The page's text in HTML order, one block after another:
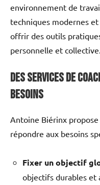
environnement de
techniques modernes et
offrir des outils
personnelle et collective.
Des services de
besoins
Antoine Biérinx
répondre aux besoins
Fixer un objectif
objectifs durables et